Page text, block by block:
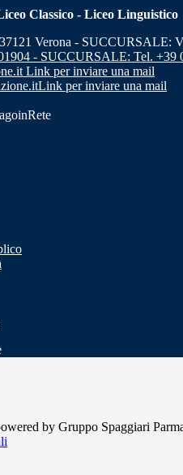
Classico - Liceo Linguistico
Verona - SUCCURSALE:
- SUCCURSALE: Tel. +39
Link per inviare una mail
Link per inviare una mail
by Gruppo Spaggiari